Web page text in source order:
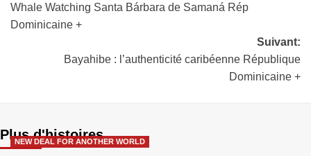
Whale Watching Santa Bárbara de Samaná Rép
Dominicaine +
Suivant:
Bayahibe : l’authenticité caribéenne République
Dominicaine +
Plus d'histoires
NEW DEAL FOR ANOTHER WORLD